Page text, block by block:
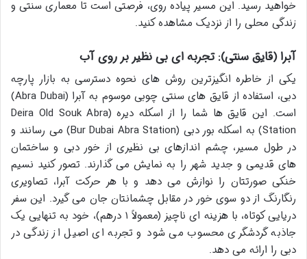
خواهید رسید. این مسیر پیاده روی، فرصتی است تا معماری سنتی و
زندگی محلی را از نزدیک مشاهده کنید.
آبرا (قایق سنتی): تجربه ای بی نظیر بر روی آب
یکی از خاطره انگیزترین روش های نحوه دسترسی به بازار پارچه
دبی، استفاده از قایق های سنتی چوبی موسوم بهآبرا (Abra Dubai)
است. این قایق ها شما را از
اسکله دیره (Deira Old Souk Abra
Station) به اسکله بور دبی (Bur Dubai Abra Station)
می رسانند و
در طول مسیر، چشم اندازهای بی نظیری از خور دبی و ساختمان
های قدیمی و جدید شهر را به نمایش می گذارند. تصور کنید نسیم
خنکی صورتتان را نوازش می دهد و با هر حرکت آبرا، تصاویری
رنگارنگ از دو سوی خور در مقابل چشمانتان جان می گیرد. این سفر
دریایی کوتاه، با هزینه ای ناچیز (معمولاً ۱ درهم)، خود به تنهایی یک
جاذبه گردشگری محسوب می شود و تجربه ای اصیل از زندگی در
دبی را ارائه می دهد.